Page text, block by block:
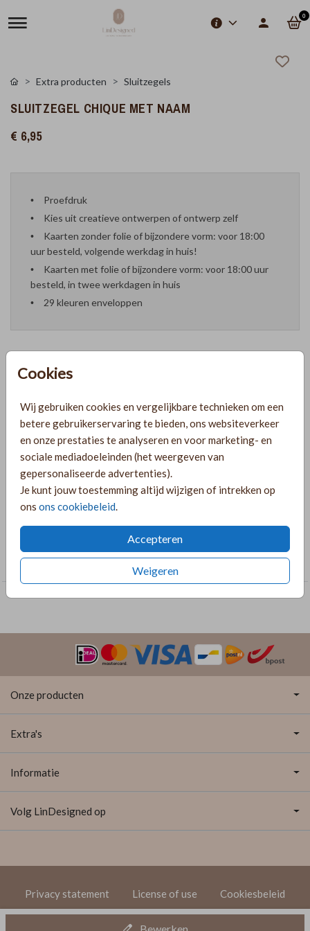
0
Cookies
Wij gebruiken cookies en vergelijkbare technieken om een
betere gebruikerservaring te bieden, ons websiteverkeer
en onze prestaties te analyseren en voor marketing- en
sociale mediadoeleinden (het weergeven van
gepersonaliseerde advertenties).
Je kunt jouw toestemming altijd wijzigen of intrekken op
ons ons cookiebeleid.
Accepteren
Weigeren
Extra producten Sluitzegels
SLUITZEGEL CHIQUE MET NAAM
€ 6,95
Proefdruk
Kies uit creatieve ontwerpen of ontwerp zelf
Kaarten zonder folie of bijzondere vorm: voor 18:00
uur besteld, volgende werkdag in huis!
Kaarten met folie of bijzondere vorm: voor 18:00 uur
besteld, in twee werkdagen in huis
29 kleuren enveloppen
PRODUCTINFORMATIE
OMSCHRIJVING
sluitzegel geboortekaart chique met naam en datum
Sluitzegels
Onze producten
Extra's
Informatie
Volg LinDesigned op
Privacy statement License of use Cookiesbeleid
© 2020 LinDesigned